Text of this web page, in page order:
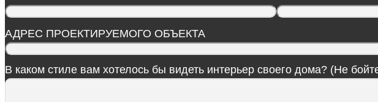
АДРЕС ПРОЕКТИРУЕМОГО ОБЪЕКТА
В каком стиле вам хотелось бы видеть интерьер своего дома? (Не